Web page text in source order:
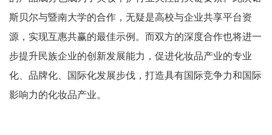
斯贝尔与暨南大学的合作，无疑是高校与企业共享平台资
源，实现互惠共赢的最佳示例。而双方的深度合作也将进一
步提升民族企业的创新发展能力，促进化妆品产业的专业
化、品牌化、国际化发展步伐，打造具有国际竞争力和国际
影响力的化妆品产业。